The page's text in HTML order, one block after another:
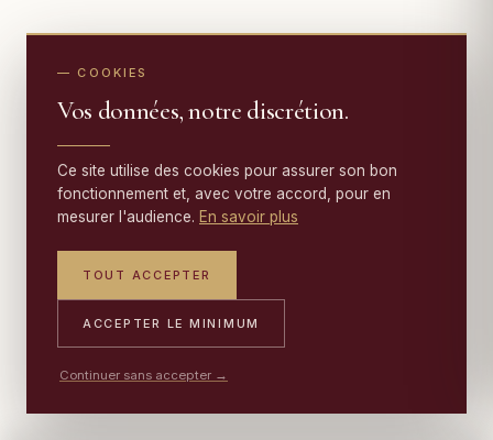
— COOKIES
Vos données, notre discrétion.
Ce site utilise des cookies pour assurer son bon
fonctionnement et, avec votre accord, pour en
mesurer l'audience. En savoir plus
TOUT ACCEPTER
ACCEPTER LE MINIMUM
Continuer sans accepter →